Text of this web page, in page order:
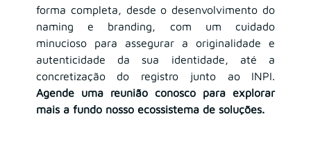
forma completa, desde o desenvolvimento do
naming e branding, com um cuidado
minucioso para assegurar a originalidade e
autenticidade da sua identidade, até a
Agende uma reunião conosco para explorar
mais a fundo nosso ecossistema de soluções.